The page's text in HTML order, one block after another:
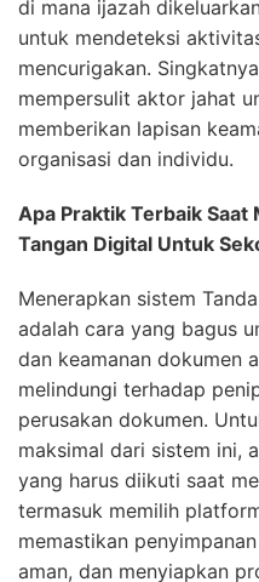
di mana ijazah
untuk mendeteksi
mencurigakan.
mempersulit aktor jahat
memberikan lapisan
organisasi dan individu.
Apa Praktik Terbaik Saat
Tangan Digital Untuk
Menerapkan sistem
adalah cara yang bagus
dan keamanan dokumen
melindungi terhadap
perusakan dokumen.
maksimal dari sistem ini,
yang harus diikuti saat
termasuk memilih
memastikan
aman, dan menyiapkan